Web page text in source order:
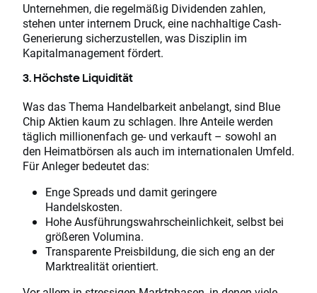
Unternehmen, die regelmäßig Dividenden zahlen,
stehen unter internem Druck, eine nachhaltige Cash-
Generierung sicherzustellen, was Disziplin im
Kapitalmanagement fördert.
3. Höchste Liquidität
Was das Thema Handelbarkeit anbelangt, sind Blue
Chip Aktien kaum zu schlagen. Ihre Anteile werden
täglich millionenfach ge- und verkauft – sowohl an
den Heimatbörsen als auch im internationalen Umfeld.
Für Anleger bedeutet das:
Enge Spreads und damit geringere
Handelskosten.
Hohe Ausführungswahrscheinlichkeit, selbst bei
größeren Volumina.
Transparente Preisbildung, die sich eng an der
Marktrealität orientiert.